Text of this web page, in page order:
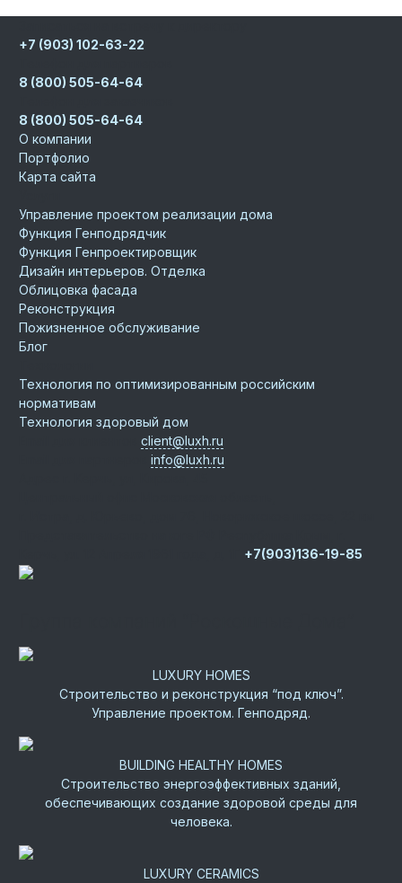
+7 (903) 102-63-22
8 (800) 505-64-64
8 (800) 505-64-64
О компании
Портфолио
Карта сайта
Управление проектом реализации дома
Функция Генподрядчик
Функция Генпроектировщик
Дизайн интерьеров. Отделка
Облицовка фасада
Реконструкция
Пожизненное обслуживание
Блог
Технология по оптимизированным российским
нормативам
Технология здоровый дом
client@luxh.ru
info@luxh.ru
+7(903)136-19-85
LUXURY HOMES
Строительство и реконструкция “под ключ”.
Управление проектом. Генподряд.
BUILDING HEALTHY HOMES
Строительство энергоэффективных зданий,
обеспечивающих создание здоровой среды для
человека.
LUXURY CERAMICS